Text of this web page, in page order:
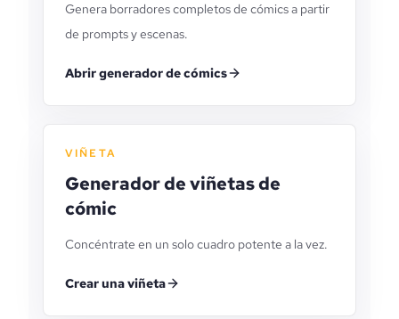
Genera borradores completos de cómics a partir
de prompts y escenas.
Abrir generador de cómics
VIÑETA
Generador de viñetas de
cómic
Concéntrate en un solo cuadro potente a la vez.
Crear una viñeta